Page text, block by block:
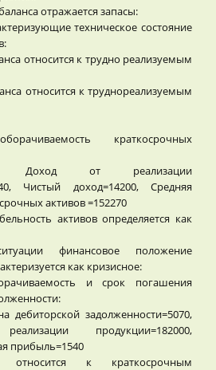
отражается запасы:
техническое состояние
относится к трудно реализуемым
относится к труднореализуемым
краткосрочных
Доход от реализации
Чистый доход=14200, Средняя
активов =152270
активов определяется как
финансовое положение
как кризисное:
и срок погашения
дебиторской задолженности=5070,
продукции=182000,
прибыль=1540
относится к краткосрочным